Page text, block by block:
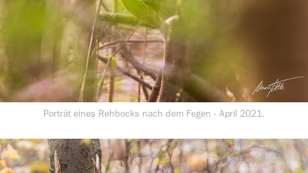
Porträt eines Rehbocks nach dem Fegen - April 2021.